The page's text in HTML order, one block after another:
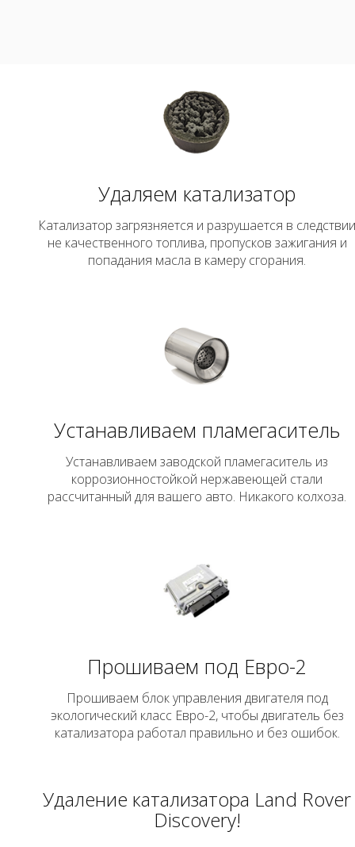
Удаляем катализатор
Катализатор загрязняется и разрушается в следствии
не качественного топлива, пропусков зажигания и
попадания масла в камеру сгорания.
Устанавливаем пламегаситель
Устанавливаем заводской пламегаситель из
коррозионностойкой нержавеющей стали
рассчитанный для вашего авто. Никакого колхоза.
Прошиваем под Евро-2
Прошиваем блок управления двигателя под
экологический класс Евро-2, чтобы двигатель без
катализатора работал правильно и без ошибок.
Удаление катализатора Land Rover
Discovery!